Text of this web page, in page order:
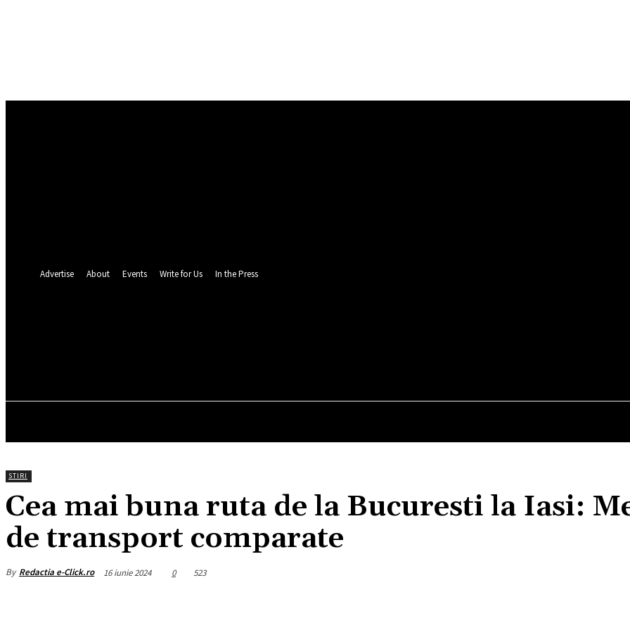
Advertise About Events Write for Us In the Press
STIRI
Cea mai buna ruta de la Bucuresti la Iasi:
de transport comparate
By Redactia e-Click.ro 16 iunie 2024 0 523